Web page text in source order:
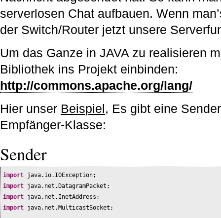
serverlosen Chat aufbauen. Wenn
der Switch/Router jetzt unsere
Um das Ganze in JAVA zu realisieren
Bibliothek ins Projekt einbinden:
http://commons.apache.org/lang/
Hier unser Beispiel, Es gibt eine
Empfänger-Klasse:
Sender
import java.io.IOException;
import java.net.DatagramPacket;
import java.net.InetAddress;
import java.net.MulticastSocket;